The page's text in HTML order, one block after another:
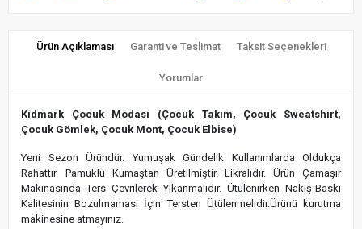
Ürün Açıklaması Garanti ve Teslimat Taksit Seçenekleri
Yorumlar
Kidmark Çocuk Modası (Çocuk Takım, Çocuk Sweatshirt,
Çocuk Gömlek, Çocuk Mont, Çocuk Elbise)
Yeni Sezon Üründür. Yumuşak Gündelik Kullanımlarda Oldukça
Rahattır. Pamuklu Kumaştan Üretilmiştir. Likralıdır. Ürün Çamaşır
Makinasında Ters Çevrilerek Yıkanmalıdır. Ütülenirken Nakış-Baskı
Kalitesinin Bozulmaması İçin Tersten Ütülenmelidir.Ürünü kurutma
makinesine atmayınız.